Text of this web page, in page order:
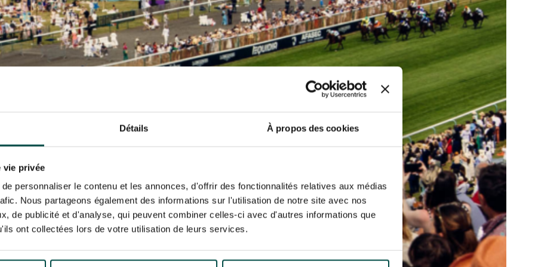
Détails À propos des cookies
vie privée
personnaliser le contenu et les annonces, d'offrir des fonctionnalités relatives aux médias
Nous partageons également des informations sur l'utilisation de notre site avec nos
de publicité et d'analyse, qui peuvent combiner celles-ci avec d'autres informations que
ont collectées lors de votre utilisation de leurs services.
- 14 JUILLET
PARTY - CYGAMES GRAND
- 14 JUILLET
S’ABONNER
un pixel de suivi des ouvertures des mails et d'adaptation de leur contenu et de leur fréquence. Je pourrai le retirer à
le suivi de mes e-mails".
France Galop à stocker et traiter votre adresse mail pour vous envoyer ses newsletter ainsi que des informations
à tout moment vous désabonner en utilisant le lien de désabonnement intégré dans la newsletter.En savoir plus
sur